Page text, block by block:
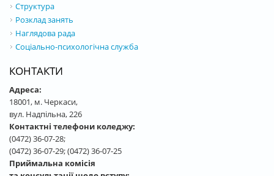
Структура
Розклад занять
Наглядова рада
Соціально-психологічна служба
КОНТАКТИ
Адреса:
18001, м. Черкаси,
вул. Надпільна, 226
Контактні телефони коледжу:
(0472) 36-07-28;
(0472) 36-07-29; (0472) 36-07-25
Приймальна комісія